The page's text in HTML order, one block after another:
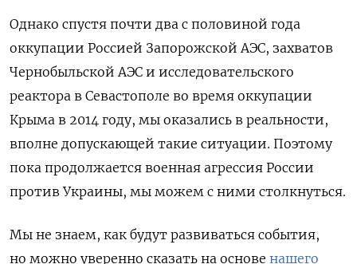
Однако спустя почти два с половиной года
оккупации Россией Запорожской АЭС, захватов
Чернобыльской АЭС и исследовательского
реактора в Севастополе во время оккупации
Крыма в 2014 году, мы оказались в реальности,
вполне допускающей такие ситуации. Поэтому
пока продолжается военная агрессия России
против Украины, мы можем с ними столкнуться.
Мы не знаем, как будут развиваться события,
но можно уверенно сказать на основе нашего